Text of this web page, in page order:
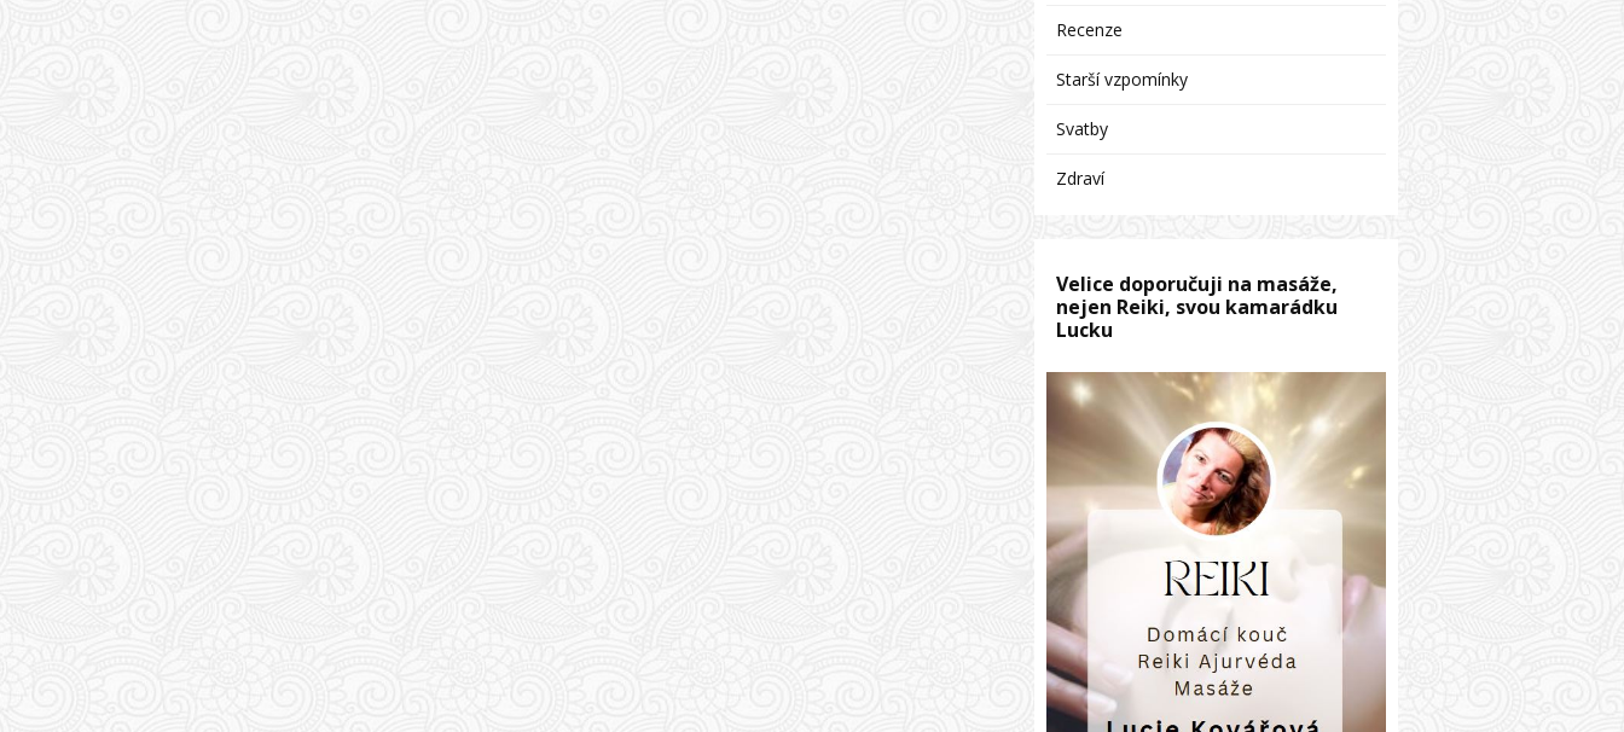
Recenze
Starší vzpomínky
Svatby
Zdraví
Velice doporučuji na masáže,
nejen Reiki, svou kamarádku
Lucku